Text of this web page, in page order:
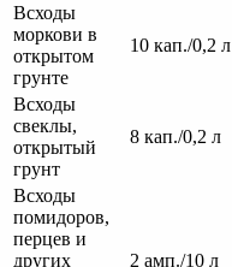
Всходы
моркови в
открытом
грунте
10 кап./0,2 л
Всходы
свеклы,
открытый
грунт
8 кап./0,2 л
Всходы
помидоров,
перцев и
других
2 амп./10 л